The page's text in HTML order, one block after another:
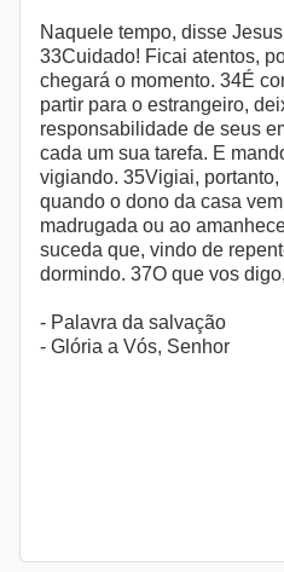
Naquele tempo, disse
33Cuidado! Ficai atentos,
chegará o momento. 34É
partir para o estrangeiro,
responsabilidade de seus
cada um sua tarefa. E
vigiando. 35Vigiai,
quando o dono da casa
madrugada ou ao
suceda que, vindo de
dormindo. 37O que vos
- Palavra da salvação
- Glória a Vós, Senhor